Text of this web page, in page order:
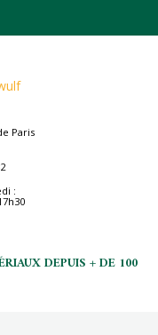
Paris
:
DEPUIS + DE 100